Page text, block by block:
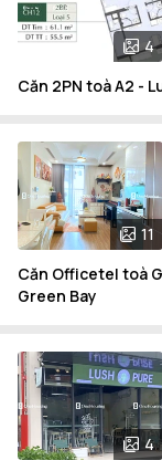
4
Căn 2PN toà A2 -
11
Căn Officetel toà
Green Bay
4